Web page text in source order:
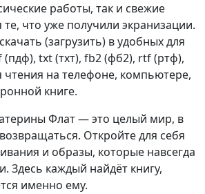
работы, так и свежие
что уже получили экранизации.
(загрузить) в удобных для
txt (тхт), fb2 (фб2), rtf (ртф),
на телефоне, компьютере,
книге.
Флат — это целый мир, в
Откройте для себя
и образы, которые навсегда
Здесь каждый найдёт книгу,
именно ему.